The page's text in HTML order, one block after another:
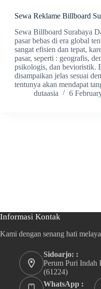
Sewa Reklame Billboard
Sewa Billboard Surabaya
pasar bebas di era global
sangat efisien dan tepat,
pasar, seperti : geografis,
psikologis, dan bevioristik.
disampaikan jelas sesuai
tentunya akan mendapat
dutaasia
6
Informasi Kontak
Kami dengan senang hati
Sidoarjo: :
Perum Puri Indah
(61224)
WhatsApp :